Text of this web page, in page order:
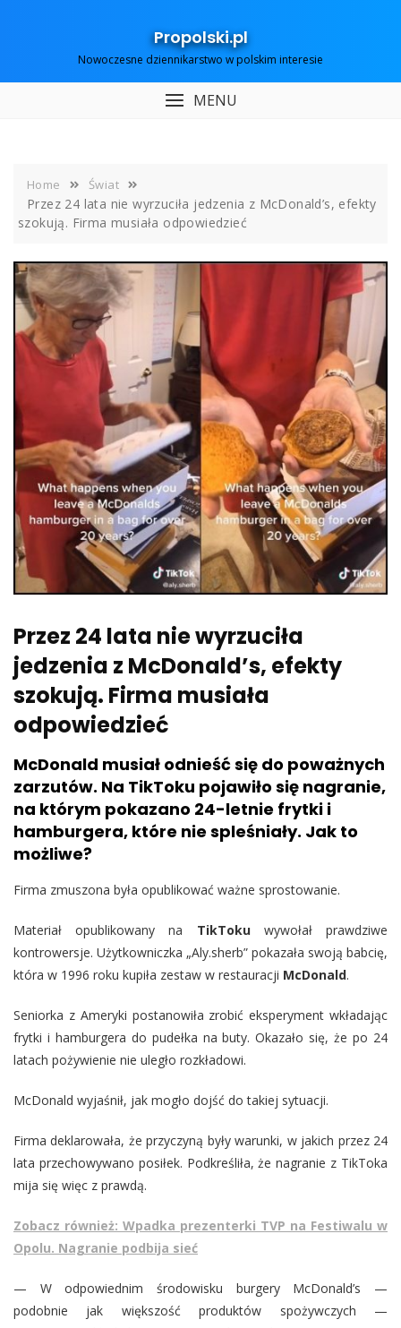
Propolski.pl
Nowoczesne dziennikarstwo w polskim interesie
MENU
Home Świat
Przez 24 lata nie wyrzuciła jedzenia z McDonald’s, efekty
szokują. Firma musiała odpowiedzieć
Przez 24 lata nie wyrzuciła
jedzenia z McDonald’s, efekty
szokują. Firma musiała
odpowiedzieć
McDonald musiał odnieść się do poważnych
zarzutów. Na TikToku pojawiło się nagranie,
na którym pokazano 24-letnie frytki i
hamburgera, które nie spleśniały. Jak to
możliwe?
Firma zmuszona była opublikować ważne sprostowanie.
Materiał opublikowany na TikTokuwywołał prawdziwe
kontrowersje. Użytkowniczka „Aly.sherb” pokazała swoją babcię,
która w 1996 roku kupiła zestaw w restauracji McDonald.
Seniorka z Ameryki postanowiła zrobić eksperyment wkładając
frytki i hamburgera do pudełka na buty. Okazało się, że po 24
latach pożywienie nie uległo rozkładowi.
McDonald wyjaśnił, jak mogło dojść do takiej sytuacji.
Firma deklarowała, że przyczyną były warunki, w jakich przez 24
lata przechowywano posiłek. Podkreśliła, że nagranie z TikToka
mija się więc z prawdą.
Zobacz również: Wpadka prezenterki TVP na Festiwalu w
Opolu. Nagranie podbija sieć
— W odpowiednim środowisku burgery McDonald’s —
podobnie jak większość produktów spożywczych —